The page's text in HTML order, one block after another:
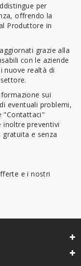
per
offrendo la
Produttore in
grazie alla
con le aziende
nuove realtà di
sui
eventuali problemi,
"Contattaci"
inoltre preventivi
e senza
e i nostri